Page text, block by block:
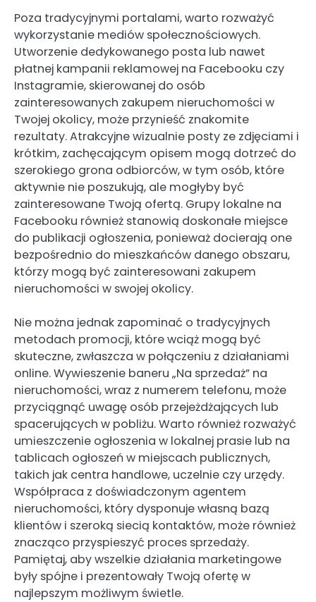
Poza tradycyjnymi portalami, warto rozważyć
wykorzystanie mediów społecznościowych.
Utworzenie dedykowanego posta lub nawet
płatnej kampanii reklamowej na Facebooku czy
Instagramie, skierowanej do osób
zainteresowanych zakupem nieruchomości w
Twojej okolicy, może przynieść znakomite
rezultaty. Atrakcyjne wizualnie posty ze zdjęciami i
krótkim, zachęcającym opisem mogą dotrzeć do
szerokiego grona odbiorców, w tym osób, które
aktywnie nie poszukują, ale mogłyby być
zainteresowane Twoją ofertą. Grupy lokalne na
Facebooku również stanowią doskonałe miejsce
do publikacji ogłoszenia, ponieważ docierają one
bezpośrednio do mieszkańców danego obszaru,
którzy mogą być zainteresowani zakupem
nieruchomości w swojej okolicy.
Nie można jednak zapominać o tradycyjnych
metodach promocji, które wciąż mogą być
skuteczne, zwłaszcza w połączeniu z działaniami
online. Wywieszenie baneru „Na sprzedaż” na
nieruchomości, wraz z numerem telefonu, może
przyciągnąć uwagę osób przejeżdżających lub
spacerujących w pobliżu. Warto również rozważyć
umieszczenie ogłoszenia w lokalnej prasie lub na
tablicach ogłoszeń w miejscach publicznych,
takich jak centra handlowe, uczelnie czy urzędy.
Współpraca z doświadczonym agentem
nieruchomości, który dysponuje własną bazą
klientów i szeroką siecią kontaktów, może również
znacząco przyspieszyć proces sprzedaży.
Pamiętaj, aby wszelkie działania marketingowe
były spójne i prezentowały Twoją ofertę w
najlepszym możliwym świetle.